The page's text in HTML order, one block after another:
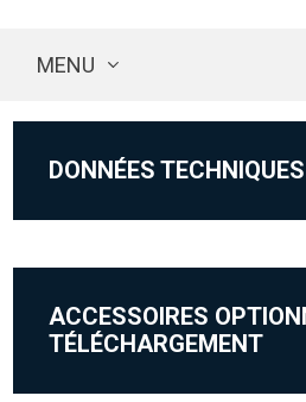
MENU
DONNÉES TECHNIQUES
ACCESSOIRES
TÉLÉCHARGEMENT